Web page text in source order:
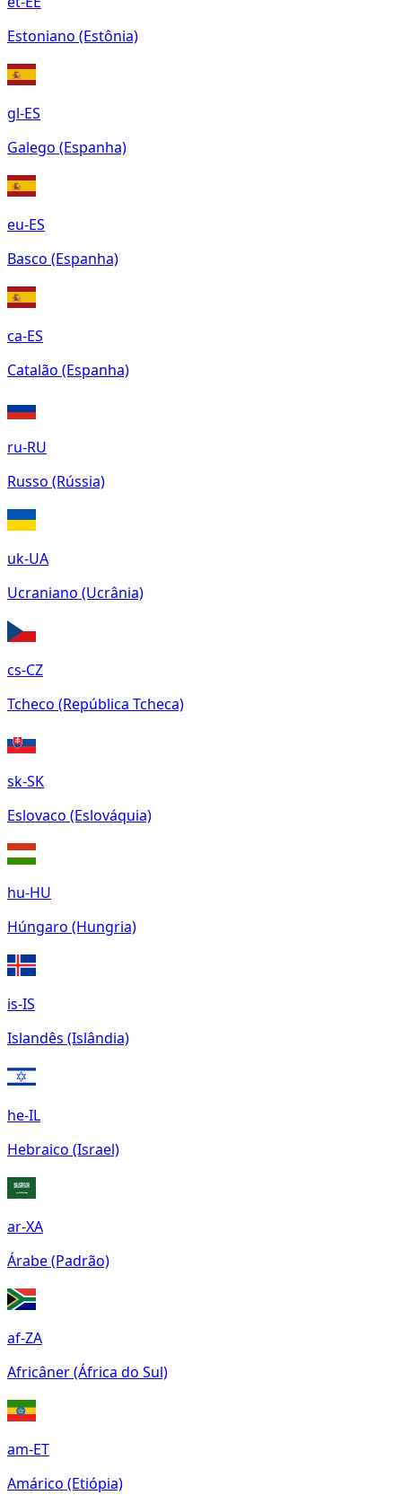
Estoniano (Estônia)
gl-ES
Galego (Espanha)
eu-ES
Basco (Espanha)
ca-ES
Catalão (Espanha)
ru-RU
Russo (Rússia)
uk-UA
Ucraniano (Ucrânia)
cs-CZ
Tcheco (República Tcheca)
sk-SK
Eslovaco (Eslováquia)
hu-HU
Húngaro (Hungria)
is-IS
Islandês (Islândia)
he-IL
Hebraico (Israel)
ar-XA
Árabe (Padrão)
af-ZA
Africâner (África do Sul)
am-ET
Amárico (Etiópia)